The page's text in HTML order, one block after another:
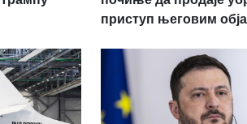
приступ његовим